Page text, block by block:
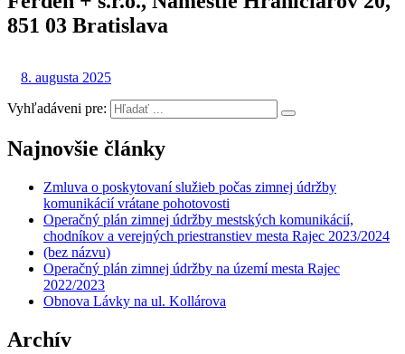
851 03 Bratislava
8. augusta 2025
Vyhľadáveni pre:
Najnovšie články
Zmluva o poskytovaní služieb počas zimnej údržby
komunikácií vrátane pohotovosti
Operačný plán zimnej údržby mestských komunikácií,
chodníkov a verejných priestranstiev mesta Rajec 2023/2024
(bez názvu)
Operačný plán zimnej údržby na území mesta Rajec
2022/2023
Obnova Lávky na ul. Kollárova
Archív